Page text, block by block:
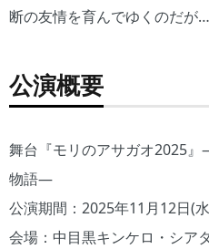
断の友情を育んでゆくのだが…
公演概要
舞台『モリのアサガオ2025
物語―
公演期間：2025年11月12日(
会場：中目黒キンケロ・シア